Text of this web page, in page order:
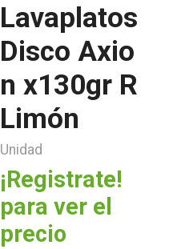
Lavaplatos
Disco Axio
n x130gr R
Limón
Unidad
¡Registrate!
para ver el
precio